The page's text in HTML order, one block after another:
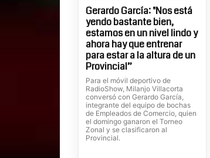
Gerardo García: "Nos está
yendo bastante bien,
estamos en un nivel lindo y
ahora hay que entrenar
para estar a la altura de un
Provincial”
Para el móvil deportivo de
RadioShow, Milanjo Villacorta
conversó con Gerardo García,
integrante del equipo de bochas
de Empleados de Comercio, quien
el domingo ganaron el Torneo
Zonal y se clasificaron al
Provincial.